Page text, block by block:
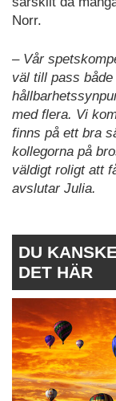
Norr.
– Vår
väl till pass
med flera. Vi
finns på ett bra
kollegorna på
väldigt roligt att
avslutar Julia.
DU
DET HÄR